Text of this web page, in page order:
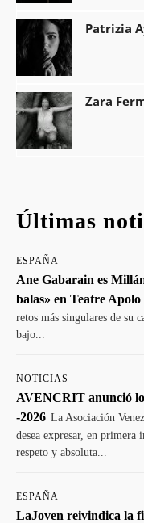
Patrizia
Zara
Últimas
ESPAÑA
Ane Gabarain es
balas» en Teatre Apolo
retos más singulares de su
bajo...
NOTICIAS
AVENCRIT anunció
-2026 La Asociación
desea expresar, en primera
respeto y absoluta...
ESPAÑA
LaJoven reivindica la